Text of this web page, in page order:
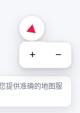
+ −
提供准确的地图服